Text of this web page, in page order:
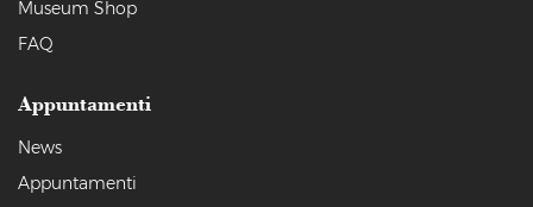
Museum Shop
FAQ
Appuntamenti
News
Appuntamenti